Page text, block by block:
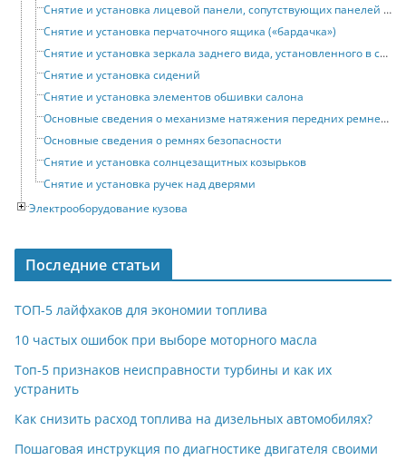
Снятие и установка лицевой панели, сопутствующих панелей и поперечины
Снятие и установка перчаточного ящика («бардачка»)
Снятие и установка зеркала заднего вида, установленного в салоне автомобиля
Снятие и установка сидений
Снятие и установка элементов обшивки салона
Основные сведения о механизме натяжения передних ремней безопасности
Основные сведения о ремнях безопасности
Снятие и установка солнцезащитных козырьков
Снятие и установка ручек над дверями
Электрооборудование кузова
Последние статьи
ТОП-5 лайфхаков для экономии топлива
10 частых ошибок при выборе моторного масла
Топ-5 признаков неисправности турбины и как их
устранить
Как снизить расход топлива на дизельных автомобилях?
Пошаговая инструкция по диагностике двигателя своими